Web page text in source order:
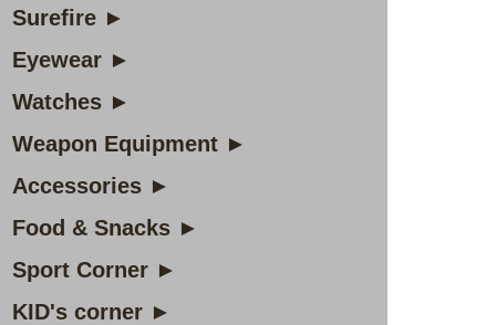
Surefire ►
Eyewear ►
Watches ►
Weapon Equipment ►
Accessories ►
Food & Snacks ►
Sport Corner ►
KID's corner ►